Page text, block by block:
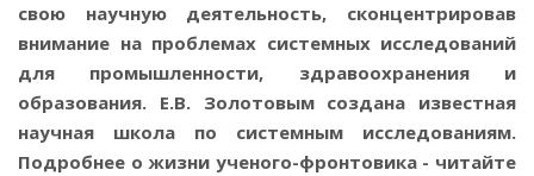
свою научную деятельность, сконцентрировав
внимание на проблемах системных исследований
для промышленности, здравоохранения и
образования. Е.В. Золотовым создана известная
научная школа по системным исследованиям.
Подробнее о жизни ученого-фронтовика - читайте